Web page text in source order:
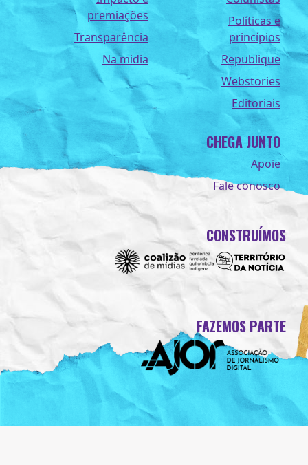
premiações
Transparência
Na midia
Políticas e
princípios
Republique
Webstories
Editoriais
CHEGA JUNTO
Apoie
Fale conosco
CONSTRUÍMOS
FAZEMOS PARTE